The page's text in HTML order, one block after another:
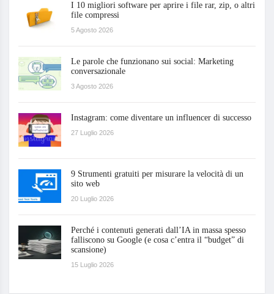
I 10 migliori software per aprire i file rar, zip, o altri
file compressi
5 Agosto 2026
Le parole che funzionano sui social: Marketing
conversazionale
3 Agosto 2026
Instagram: come diventare un influencer di successo
27 Luglio 2026
9 Strumenti gratuiti per misurare la velocità di un
sito web
20 Luglio 2026
Perché i contenuti generati dall’IA in massa spesso
falliscono su Google (e cosa c’entra il “budget” di
scansione)
15 Luglio 2026